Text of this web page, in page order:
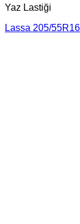
Yaz Lastiği
Lassa 205/